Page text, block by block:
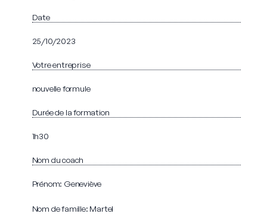
Date
25/10/2023
Votre entreprise
nouvelle formule
Durée de la formation
1h30
Nom du coach
Prénom: Geneviève
Nom de famille: Martel